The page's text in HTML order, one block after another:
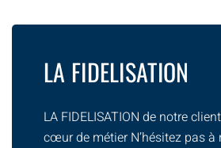
LA FIDELISATION
LA FIDELISATION de notre
cœur de métier N’hésitez pas